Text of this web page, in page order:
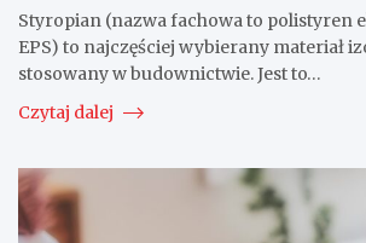
Styropian (nazwa fachowa to polistyren
EPS) to najczęściej wybierany materiał
stosowany w budownictwie. Jest to…
Czytaj dalej